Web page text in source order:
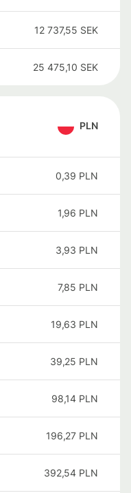
12 737,55 SEK
25 475,10 SEK
PLN
0,39 PLN
1,96 PLN
3,93 PLN
7,85 PLN
19,63 PLN
39,25 PLN
98,14 PLN
196,27 PLN
392,54 PLN